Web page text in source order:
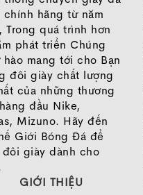
chính hãng từ năm
Trong quá trình hơn
phát triển Chúng
mang tới cho Bạn
đôi giày chất lượng
của những thương
đầu Nike,
Mizuno. Hãy đến
Giới Bóng Đá để
giày dành cho
GIỚI THIỆU